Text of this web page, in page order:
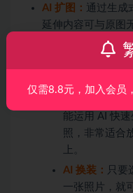
AI 扩图： 通过生成
延伸内容可与原图
AI 局部重绘：只要
能运用 AI 快
照，非常适合
上。
AI 换装： 只要
一张照片，就
仅需8.8元，加入会员